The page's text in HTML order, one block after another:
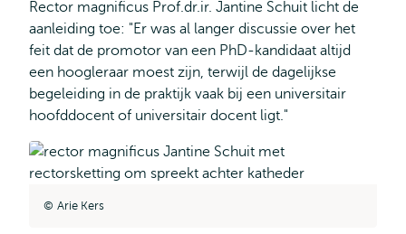
Rector magnificus Prof.dr.ir. Jantine Schuit licht de
aanleiding toe: "Er was al langer discussie over het
feit dat de promotor van een PhD-kandidaat altijd
een hoogleraar moest zijn, terwijl de dagelijkse
begeleiding in de praktijk vaak bij een universitair
hoofddocent of universitair docent ligt."
Arie Kers